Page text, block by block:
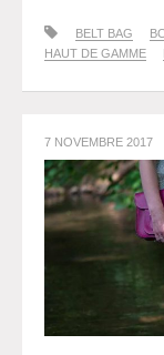
BELT BAG
HAUT DE GAMME
7 NOVEMBRE 2017